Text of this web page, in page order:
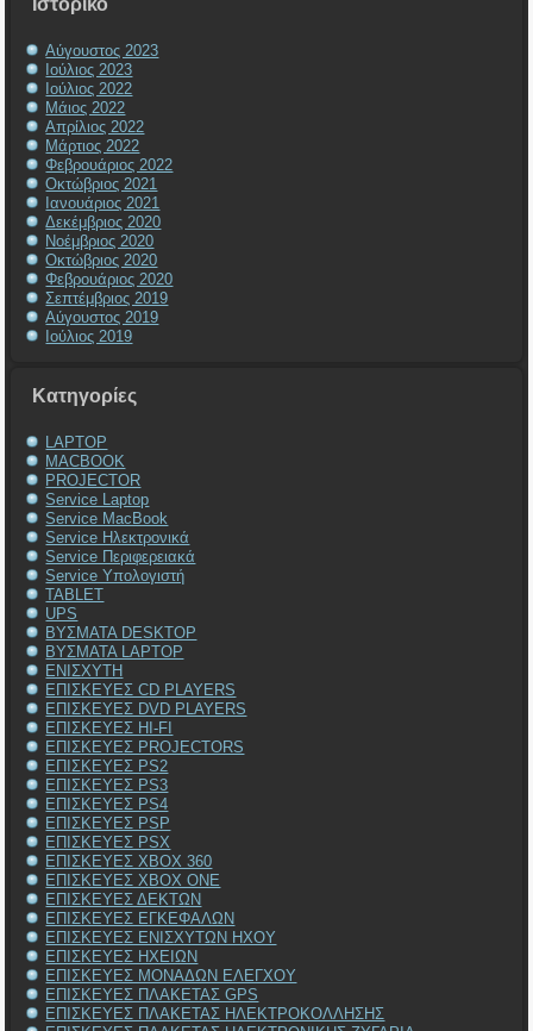
Ιστορικό
Αύγουστος 2023
Ιούλιος 2023
Ιούλιος 2022
Μάιος 2022
Απρίλιος 2022
Μάρτιος 2022
Φεβρουάριος 2022
Οκτώβριος 2021
Ιανουάριος 2021
Δεκέμβριος 2020
Νοέμβριος 2020
Οκτώβριος 2020
Φεβρουάριος 2020
Σεπτέμβριος 2019
Αύγουστος 2019
Ιούλιος 2019
Kατηγορίες
LAPTOP
MACBOOK
PROJECTOR
Service Laptop
Service MacBook
Service Ηλεκτρονικά
Service Περιφερειακά
Service Υπολογιστή
TABLET
UPS
ΒΥΣΜΑΤΑ DESKTOP
ΒΥΣΜΑΤΑ LAPTOP
ΕΝΙΣΧΥΤΗ
ΕΠΙΣΚΕΥΕΣ CD PLAYERS
ΕΠΙΣΚΕΥΕΣ DVD PLAYERS
ΕΠΙΣΚΕΥΕΣ HI-FI
ΕΠΙΣΚΕΥΕΣ PROJECTORS
ΕΠΙΣΚΕΥΕΣ PS2
ΕΠΙΣΚΕΥΕΣ PS3
ΕΠΙΣΚΕΥΕΣ PS4
ΕΠΙΣΚΕΥΕΣ PSP
ΕΠΙΣΚΕΥΕΣ PSX
ΕΠΙΣΚΕΥΕΣ XBOX 360
ΕΠΙΣΚΕΥΕΣ XBOX ONE
ΕΠΙΣΚΕΥΕΣ ΔΕΚΤΩΝ
ΕΠΙΣΚΕΥΕΣ ΕΓΚΕΦΑΛΩΝ
ΕΠΙΣΚΕΥΕΣ ΕΝΙΣΧΥΤΩΝ ΗΧΟΥ
ΕΠΙΣΚΕΥΕΣ ΗΧΕΙΩΝ
ΕΠΙΣΚΕΥΕΣ ΜΟΝΑΔΩΝ ΕΛΕΓΧΟΥ
ΕΠΙΣΚΕΥΕΣ ΠΛΑΚΕΤΑΣ GPS
ΕΠΙΣΚΕΥΕΣ ΠΛΑΚΕΤΑΣ ΗΛΕΚΤΡΟΚΟΛΛΗΣΗΣ